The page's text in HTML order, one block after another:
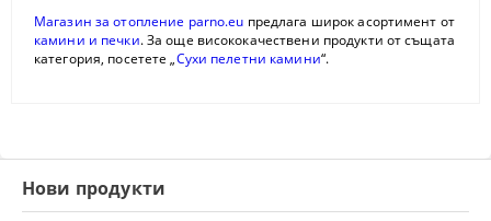
Магазин за отопление parno.eu предлага широк асортимент от
камини и печки. За още висококачествени продукти от същата
категория, посетете „Сухи пелетни камини“.
Нови продукти